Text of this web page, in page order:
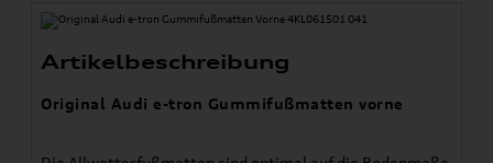
Artikelbeschreibung
Original Audi e-tron Gummifußmatten vorne